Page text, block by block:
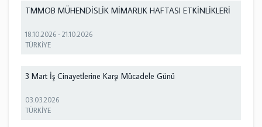
TMMOB MÜHENDİSLİK MİMARLIK HAFTASI ETKİNLİKLERİ
18.10.2026 -21.10.2026
TÜRKİYE
3 Mart İş Cinayetlerine Karşı Mücadele Günü
03.03.2026
TÜRKİYE